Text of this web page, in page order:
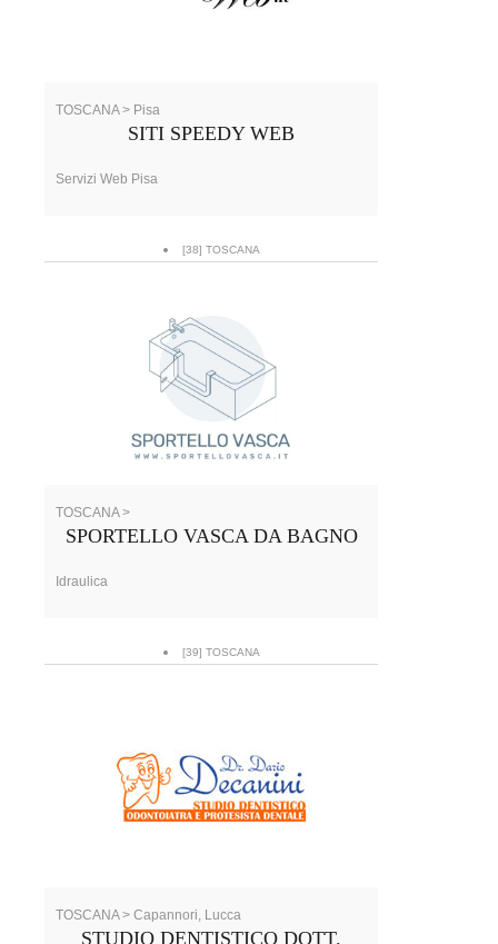
TOSCANA > Pisa
SITI SPEEDY WEB
Servizi Web Pisa
[38] TOSCANA
TOSCANA >
SPORTELLO VASCA DA BAGNO
Idraulica
[39] TOSCANA
TOSCANA > Capannori, Lucca
STUDIO DENTISTICO DOTT.